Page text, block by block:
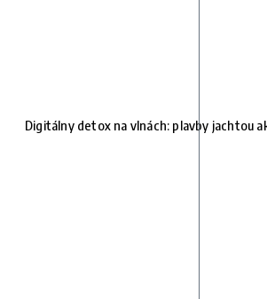
Digitálny detox na vlnách: plavby jachtou